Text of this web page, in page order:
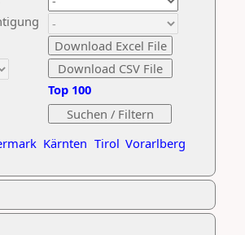
Kärnten Tirol Vorarlberg
Top 100